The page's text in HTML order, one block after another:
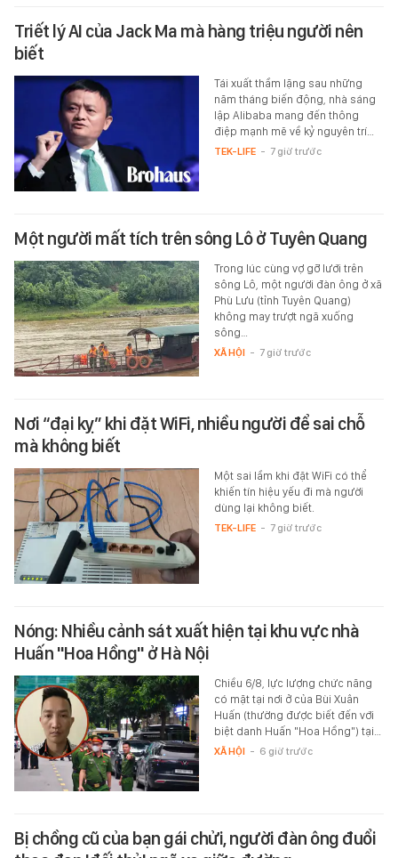
Triết lý AI của Jack Ma mà hàng triệu người nên
biết
Tái xuất thầm lặng sau những
năm tháng biến động, nhà sáng
lập Alibaba mang đến thông
điệp mạnh mẽ về kỷ nguyên trí…
TEK-LIFE - 7 giờ trước
Một người mất tích trên sông Lô ở Tuyên Quang
Trong lúc cùng vợ gỡ lưới trên
sông Lô, một người đàn ông ở xã
Phù Lưu (tỉnh Tuyên Quang)
không may trượt ngã xuống
sông…
XÃ HỘI - 7 giờ trước
Nơi “đại kỵ” khi đặt WiFi, nhiều người để sai chỗ
mà không biết
Một sai lầm khi đặt WiFi có thể
khiến tín hiệu yếu đi mà người
dùng lại không biết.
TEK-LIFE - 7 giờ trước
Nóng: Nhiều cảnh sát xuất hiện tại khu vực nhà
Huấn "Hoa Hồng" ở Hà Nội
Chiều 6/8, lực lượng chức năng
có mặt tại nơi ở của Bùi Xuân
Huấn (thường được biết đến với
biệt danh Huấn "Hoa Hồng") tại…
XÃ HỘI - 6 giờ trước
Bị chồng cũ của bạn gái chửi, người đàn ông đuổi